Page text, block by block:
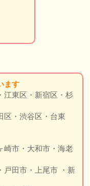
ます
東区・新宿区・杉
区・渋谷区・台東
崎市・大和市・海老
田市・上尾市 ・新